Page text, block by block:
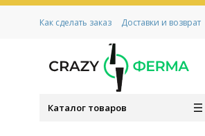
Как сделать заказ Доставки и возврат
Каталог товаров